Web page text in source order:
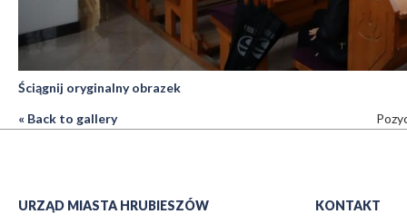
Ściągnij oryginalny obrazek
« Back to gallery
URZĄD MIASTA HRUBIESZÓW KONTAKT